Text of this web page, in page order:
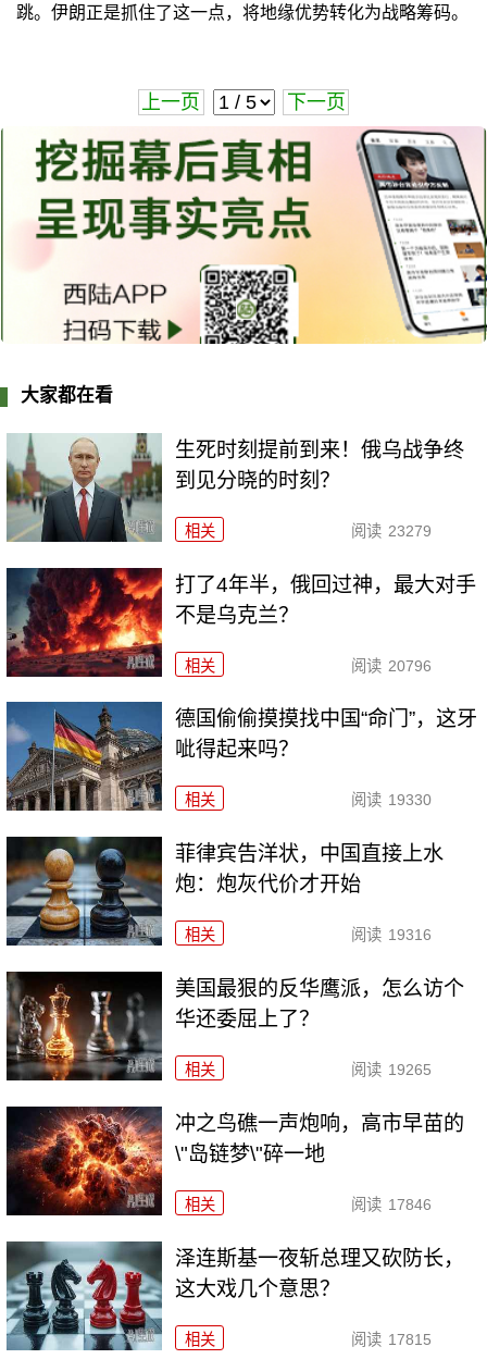
跳。伊朗正是抓住了这一点，将地缘优势转化为战略筹码。
上一页 下一页
大家都在看
生死时刻提前到来！俄乌战争终
到见分晓的时刻？
相关 阅读 23279
打了4年半，俄回过神，最大对手
不是乌克兰？
相关 阅读 20796
德国偷偷摸摸找中国“命门”，这牙
呲得起来吗？
相关 阅读 19330
菲律宾告洋状，中国直接上水
炮：炮灰代价才开始
相关 阅读 19316
美国最狠的反华鹰派，怎么访个
华还委屈上了？
相关 阅读 19265
冲之鸟礁一声炮响，高市早苗的
\"岛链梦\"碎一地
相关 阅读 17846
泽连斯基一夜斩总理又砍防长，
这大戏几个意思？
相关 阅读 17815